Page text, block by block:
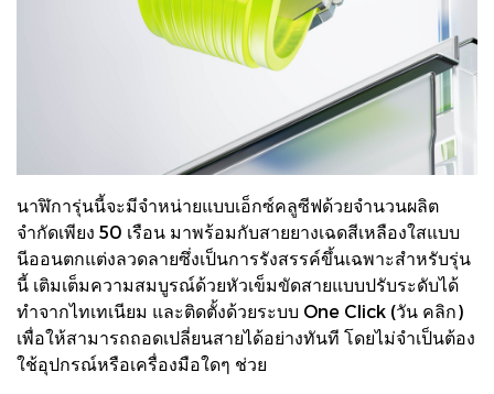
นาฬิการุ่นนี้จะมีจำหน่ายแบบเอ็กซ์คลูซีฟด้วยจำนวนผลิต
จำกัดเพียง 50 เรือน มาพร้อมกับสายยางเฉดสีเหลืองใสแบบ
นีออนตกแต่งลวดลายซึ่งเป็นการรังสรรค์ขึ้นเฉพาะสำหรับรุ่น
นี้ เติมเต็มความสมบูรณ์ด้วยหัวเข็มขัดสายแบบปรับระดับได้
ทำจากไทเทเนียม และติดตั้งด้วยระบบ One Click (วัน คลิก)
เพื่อให้สามารถถอดเปลี่ยนสายได้อย่างทันที โดยไม่จำเป็นต้อง
ใช้อุปกรณ์หรือเครื่องมือใดๆ ช่วย